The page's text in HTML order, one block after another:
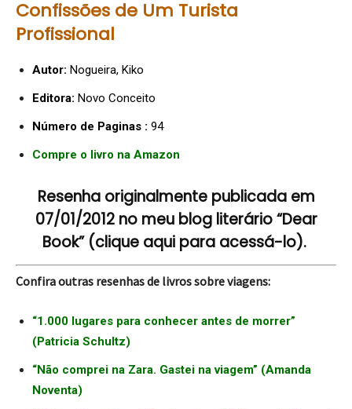
Confissões de Um Turista
Profissional
Autor: Nogueira, Kiko
Editora: Novo Conceito
Número de Paginas : 94
Compre o livro na Amazon
Resenha originalmente publicada em
07/01/2012 no meu blog literário “Dear
Book” (clique aqui para acessá-lo).
Confira outras resenhas de livros sobre viagens:
“1.000 lugares para conhecer antes de morrer”
(Patricia Schultz)
“Não comprei na Zara. Gastei na viagem” (Amanda
Noventa)